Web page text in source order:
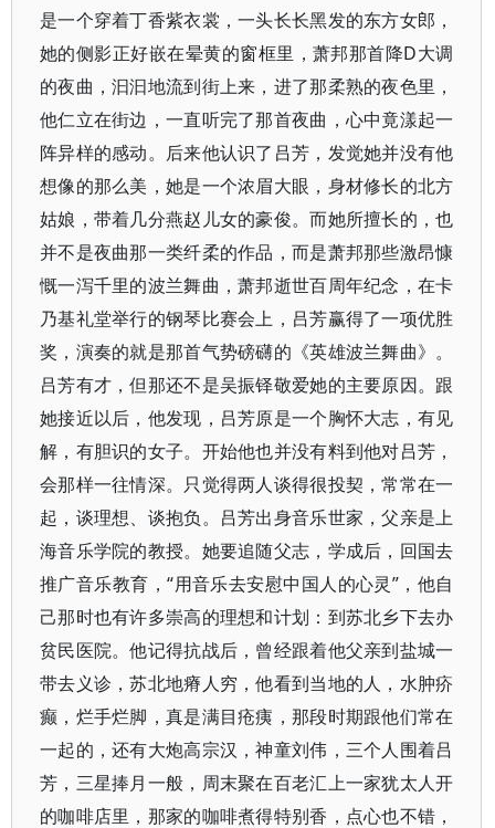
是一个穿着丁香紫衣裳，一头长长黑发的东方女郎，
她的侧影正好嵌在晕黄的窗框里，萧邦那首降D大调
的夜曲，汩汩地流到街上来，进了那柔熟的夜色里，
他仁立在街边，一直听完了那首夜曲，心中竟漾起一
阵异样的感动。后来他认识了吕芳，发觉她并没有他
想像的那么美，她是一个浓眉大眼，身材修长的北方
姑娘，带着几分燕赵儿女的豪俊。而她所擅长的，也
并不是夜曲那一类纤柔的作品，而是萧邦那些激昂慷
慨一泻千里的波兰舞曲，萧邦逝世百周年纪念，在卡
乃基礼堂举行的钢琴比赛会上，吕芳赢得了一项优胜
奖，演奏的就是那首气势磅礴的《英雄波兰舞曲》。
吕芳有才，但那还不是吴振铎敬爱她的主要原因。跟
她接近以后，他发现，吕芳原是一个胸怀大志，有见
解，有胆识的女子。开始他也并没有料到他对吕芳，
会那样一往情深。只觉得两人谈得很投契，常常在一
起，谈理想、谈抱负。吕芳出身音乐世家，父亲是上
海音乐学院的教授。她要追随父志，学成后，回国去
推广音乐教育，“用音乐去安慰中国人的心灵”，他自
己那时也有许多崇高的理想和计划：到苏北乡下去办
贫民医院。他记得抗战后，曾经跟着他父亲到盐城一
带去义诊，苏北地瘠人穷，他看到当地的人，水肿疥
癫，烂手烂脚，真是满目疮痍，那段时期跟他们常在
一起的，还有大炮高宗汉，神童刘伟，三个人围着吕
芳，三星捧月一般，周末聚在百老汇上一家犹太人开
的咖啡店里，那家的咖啡煮得特别香，点心也不错，